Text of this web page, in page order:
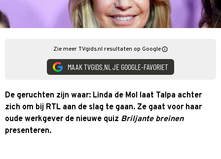
Zie meer TVgids.nl resultaten op Google
MAAK TVGIDS.NL JE GOOGLE-FAVORIET
De geruchten zijn waar: Linda de Mol laat Talpa achter
zich om bij RTL aan de slag te gaan. Ze gaat voor haar
oude werkgever de nieuwe quiz Briljante breinen
presenteren.